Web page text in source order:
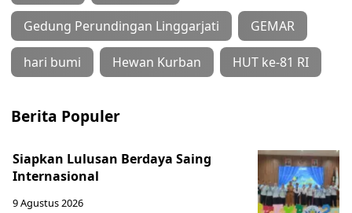
Gedung Perundingan Linggarjati GEMAR
hari bumi Hewan Kurban HUT ke-81 RI
Berita Populer
Siapkan Lulusan Berdaya Saing
Internasional
9 Agustus 2026